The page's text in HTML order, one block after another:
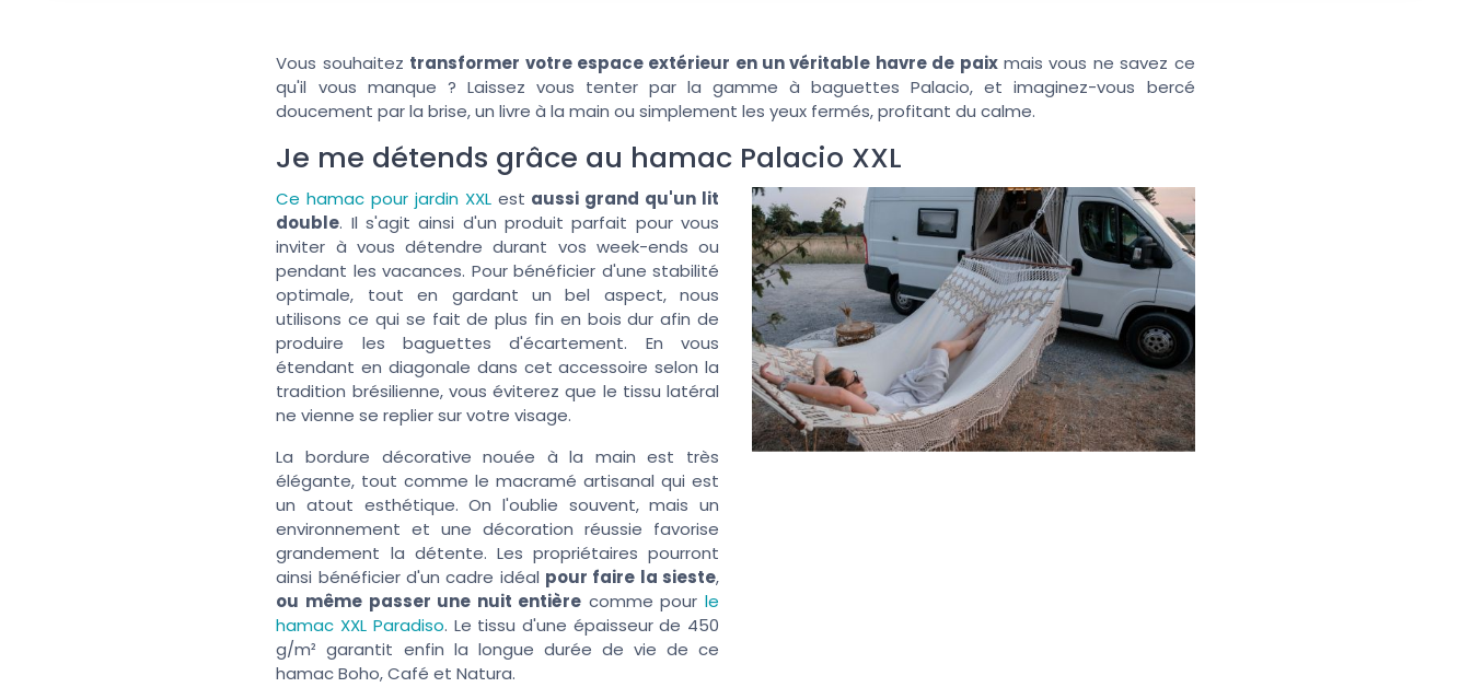
Vous souhaitez transformer votre espace extérieur en un véritable havre de paixmais vous ne savez ce
qu'il vous manque ? Laissez vous tenter par la gamme à baguettes Palacio, et imaginez-vous bercé
doucement par la brise, un livre à la main ou simplement les yeux fermés, profitant du calme.
Je me détends grâce au hamac Palacio XXL
Ce hamac pour jardin XXLest aussi grand qu'un lit
double. Il s'agit ainsi d'un produit parfait pour vous
inviter à vous détendre durant vos week-ends ou
pendant les vacances. Pour bénéficier d'une stabilité
optimale, tout en gardant un bel aspect, nous
utilisons ce qui se fait de plus fin en bois dur afin de
produire les baguettes d'écartement. En vous
étendant en diagonale dans cet accessoire selon la
tradition brésilienne, vous éviterez que le tissu latéral
ne vienne se replier sur votre visage.
La bordure décorative nouée à la main est très
élégante, tout comme le macramé artisanal qui est
un atout esthétique. On l'oublie souvent, mais un
environnement et une décoration réussie favorise
grandement la détente. Les propriétaires pourront
ainsi bénéficier d'un cadre idéal pour faire la sieste,
ou même passer une nuit entière comme pour le
hamac XXL Paradiso. Le tissu d'une épaisseur de 450
g/m² garantit enfin la longue durée de vie de ce
hamac Boho, Café et Natura.